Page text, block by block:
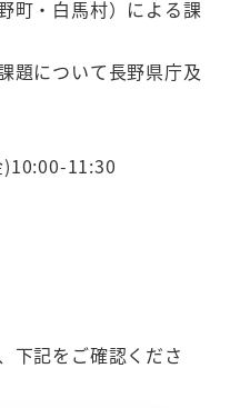
町・白馬村）による課
題について長野県庁及
11:30
下記をご確認くださ